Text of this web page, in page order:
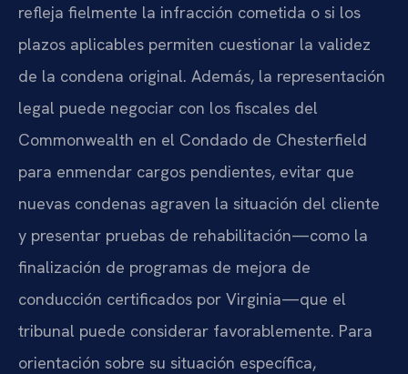
refleja fielmente la infracción cometida o si los
plazos aplicables permiten cuestionar la validez
de la condena original. Además, la representación
legal puede negociar con los fiscales del
Commonwealth en el Condado de Chesterfield
para enmendar cargos pendientes, evitar que
nuevas condenas agraven la situación del cliente
y presentar pruebas de rehabilitación—como la
finalización de programas de mejora de
conducción certificados por Virginia—que el
tribunal puede considerar favorablemente. Para
orientación sobre su situación específica,